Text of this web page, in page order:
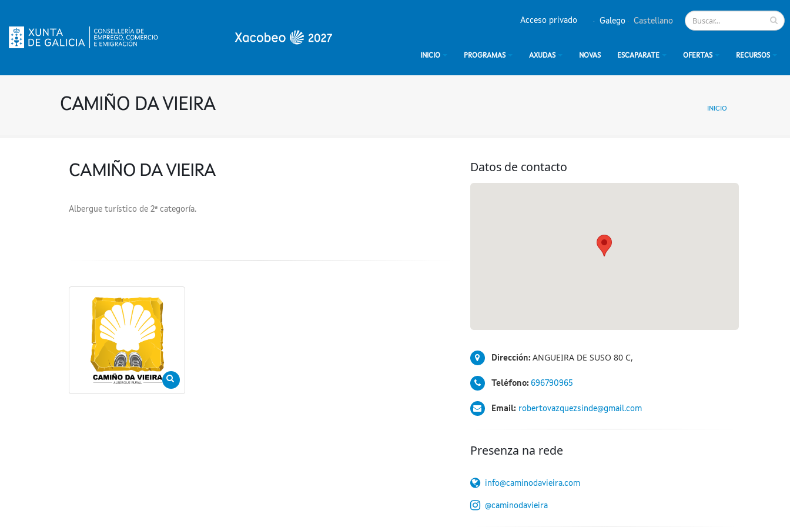
Galego Castellano
Acceso privado
INICIO PROGRAMAS AXUDAS NOVAS ESCAPARATE OFERTAS RECURSOS
CAMIÑO DA VIEIRA INICIO
CAMIÑO DA VIEIRA
Albergue turístico de 2ª categoría.
Datos de contacto
Dirección: ANGUEIRA DE SUSO 80 C,
Teléfono: 696790965
Email: robertovazquezsinde@gmail.com
Presenza na rede
info@caminodavieira.com
@caminodavieira